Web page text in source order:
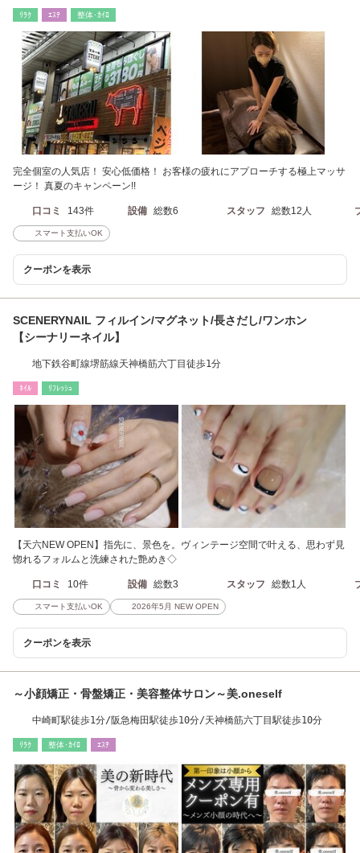
ﾘﾗｸ ｴｽﾃ 整体･ｶｲﾛ
完全個室の人気店！ 安心低価格！ お客様の疲れにアプローチする極上マッサ
ージ！ 真夏のキャンペーン!!
口コミ 143件 設備 総数6 スタッフ 総数12人
スマート支払いOK
クーポンを表示
SCENERYNAIL フィルイン/マグネット/長さだし/ワンホン
【シーナリーネイル】
地下鉄谷町線堺筋線天神橋筋六丁目徒歩1分
ﾈｲﾙ ﾘﾌﾚｯｼｭ
【天六NEW OPEN】指先に、景色を。ヴィンテージ空間で叶える、思わず見
惚れるフォルムと洗練された艶めき◇
口コミ 10件 設備 総数3 スタッフ 総数1人
スマート支払いOK 2026年5月 NEW OPEN
クーポンを表示
～小顔矯正・骨盤矯正・美容整体サロン～美.oneself
中崎町駅徒歩1分/阪急梅田駅徒歩10分/天神橋筋六丁目駅徒歩10分
ﾘﾗｸ 整体･ｶｲﾛ ｴｽﾃ